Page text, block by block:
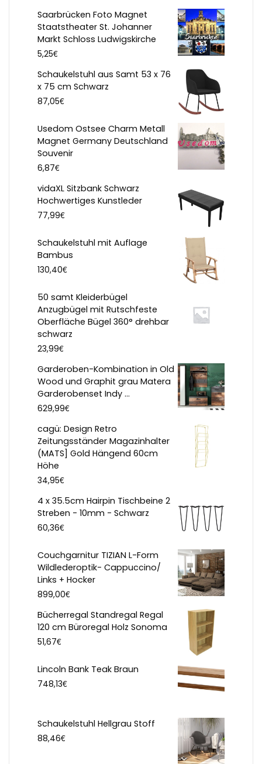
Saarbrücken Foto Magnet
Staatstheater St. Johanner
Markt Schloss Ludwigskirche
5,25€
Schaukelstuhl aus Samt 53 x 76
x 75 cm Schwarz
87,05€
Usedom Ostsee Charm Metall
Magnet Germany Deutschland
Souvenir
6,87€
vidaXL Sitzbank Schwarz
Hochwertiges Kunstleder
77,99€
Schaukelstuhl mit Auflage
Bambus
130,40€
50 samt Kleiderbügel
Anzugbügel mit Rutschfeste
Oberfläche Bügel 360° drehbar
schwarz
23,99€
Garderoben-Kombination in Old
Wood und Graphit grau Matera
Garderobenset Indy ...
629,99€
cagü: Design Retro
Zeitungsständer Magazinhalter
(MATS] Gold Hängend 60cm
Höhe
34,95€
4 x 35.5cm Hairpin Tischbeine 2
Streben - 10mm - Schwarz
60,36€
Couchgarnitur TIZIAN L-Form
Wildlederoptik- Cappuccino/
Links + Hocker
899,00€
Bücherregal Standregal Regal
120 cm Büroregal Holz Sonoma
51,67€
Lincoln Bank Teak Braun
748,13€
Schaukelstuhl Hellgrau Stoff
88,46€